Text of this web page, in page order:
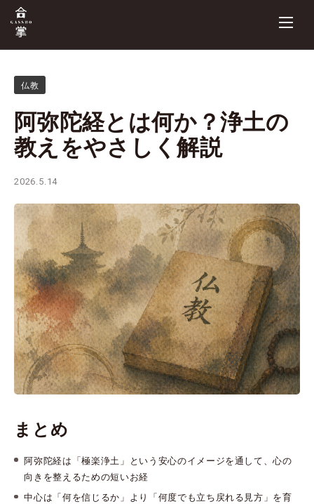
仏教
阿弥陀経とは何か？浄土の
教えをやさしく解説
2026.5.14
まとめ
阿弥陀経は「極楽浄土」という安心のイメージを通して、心の
向きを整えるための短いお経
中心は「何を信じるか」より「何度でも立ち戻れる見方」を育